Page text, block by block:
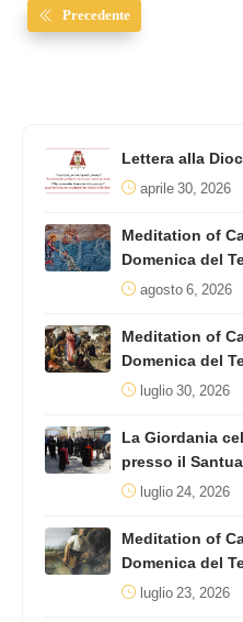
Precedente
Lettera alla
aprile 30, 2026
Meditation of
Domenica del
agosto 6, 2026
Meditation of
Domenica del
luglio 30, 2026
La Giordania
presso il
luglio 24, 2026
Meditation of
Domenica del
luglio 23, 2026